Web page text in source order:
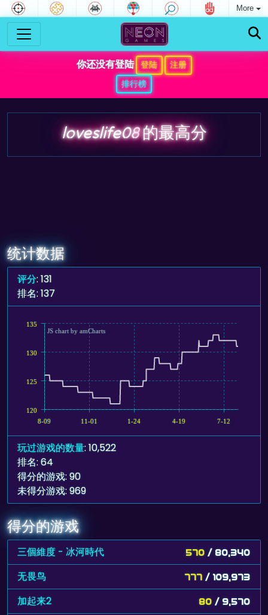
More
你还没有登陆 登陆
注册
排行榜
loveslife08的最高分
统计数据
评分: 131
排名: 137
8-09 11-01 1-24 4-19 7-12
120
125
130
135
JS chart by amCharts
玩过游戏的数量: 10,522
排名: 64
得分的游戏: 90
未得分游戏: 969
得分的游戏
三個維度 - 冰河時代 570 / 80,340
无畏鸟 777 / 109,973
加起来2 80 / 9,570